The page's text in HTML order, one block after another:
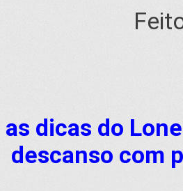
as dicas do
descanso com